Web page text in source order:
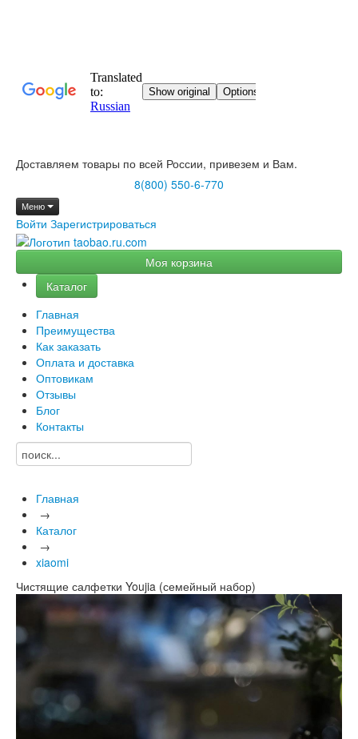
Доставляем товары по всей России, привезем и Вам.
8(800) 550-6-770
Меню
Войти Зарегистрироваться
Моя корзина
Каталог
Главная
Преимущества
Как заказать
Оплата и доставка
Оптовикам
Отзывы
Блог
Контакты
Главная
→
Каталог
→
xiaomi
Чистящие салфетки Youjia (семейный набор)